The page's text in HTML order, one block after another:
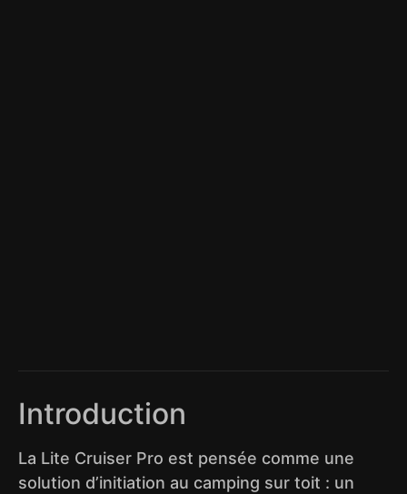
Introduction
La Lite Cruiser Pro est pensée comme une
solution d’initiation au camping sur toit : un